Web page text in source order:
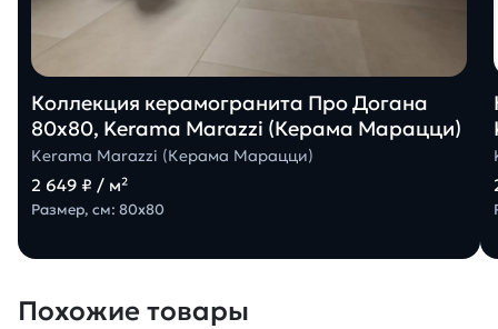
Коллекция керамогранита Про Догана
80х80, Kerama Marazzi (Керама Марацци)
Kerama Marazzi (Керама Марацци)
2 649 ₽ / м²
Размер, см: 80х80
Похожие товары